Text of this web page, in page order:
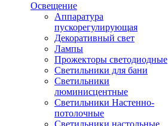
Освещение
Аппаратура
пускорегулирующая
Декоративный свет
Лампы
Прожекторы светодиодные
Светильники для бани
Светильники
люминисцентные
Светильники Настенно-
потолочные